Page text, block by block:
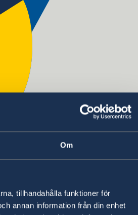
Om
tillhandahålla funktioner för
annan information från din enhet